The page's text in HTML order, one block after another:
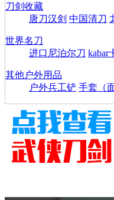
刀剑收藏
唐刀汉剑 中国清刀
世界名刀
进口尼泊尔刀 kabar
其他户外用品
户外兵工铲 手套（